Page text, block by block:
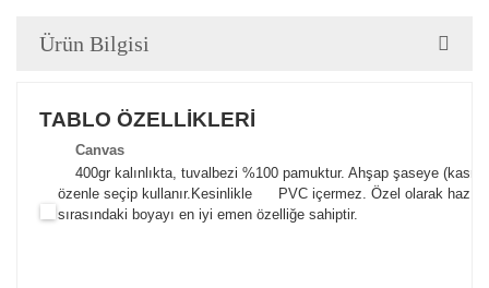
Ürün Bilgisi
TABLO ÖZELLİKLERİ
Canvas
400gr kalınlıkta, tuvalbezi %100 pamuktur. Ahşap şaseye
özenle seçip kullanır. Kesinlikle PVC içermez. Özel olarak
sırasındaki boyayı en iyi emen özelliğe sahiptir.